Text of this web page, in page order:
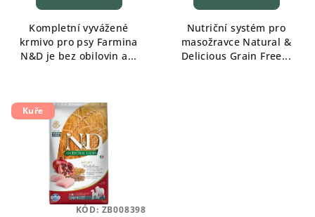
Kompletní vyvážené
krmivo pro psy Farmina
N&D je bez obilovin a...
Nutriční systém pro
masožravce Natural &
Delicious Grain Free...
Kuře
KÓD: ZB008398